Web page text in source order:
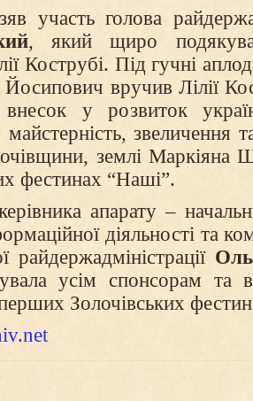
участь голова
, який щиро
Кострубі. Під гучні
вручив Лілії
у розвиток
звеличення
землі Маркіяна
фестинах “Наші”.
апарату –
діяльності та
райдержадміністрації
усім спонсорам та
перших Золочівських